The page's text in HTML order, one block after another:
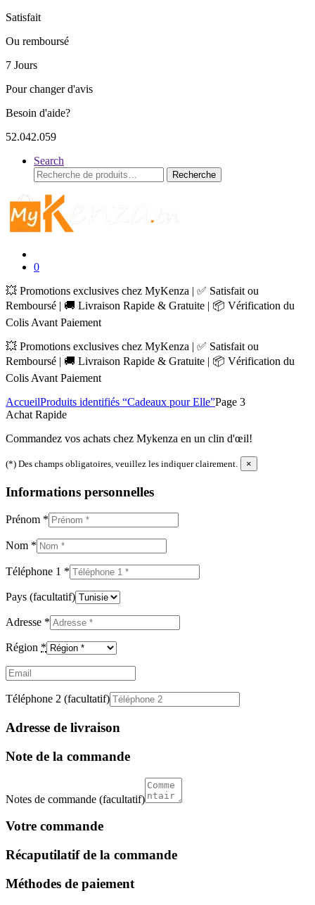
Satisfait
Ou remboursé
7 Jours
Pour changer d'avis
Besoin d'aide?
52.042.059
Search
Recherche
pour :
Recherche
0
💥 Promotions exclusives chez MyKenza | ✅ Satisfait ou
Remboursé | 🚚 Livraison Rapide & Gratuite | 📦 Vérification du
Colis Avant Paiement
💥 Promotions exclusives chez MyKenza | ✅ Satisfait ou
Remboursé | 🚚 Livraison Rapide & Gratuite | 📦 Vérification du
Colis Avant Paiement
AccueilProduits identifiés “Cadeaux pour Elle”Page 3
Achat Rapide
Commandez vos achats chez Mykenza en un clin d'œil!
(*) Des champs obligatoires, veuillez les indiquer clairement. ×
Informations personnelles
Prénom *
Nom *
Téléphone 1 *
Pays (facultatif)
Adresse *
Région *
Email
Téléphone 2 (facultatif)
Adresse de livraison
Note de la commande
Notes de commande (facultatif)
Votre commande
Récaputilatif de la commande
Méthodes de paiement